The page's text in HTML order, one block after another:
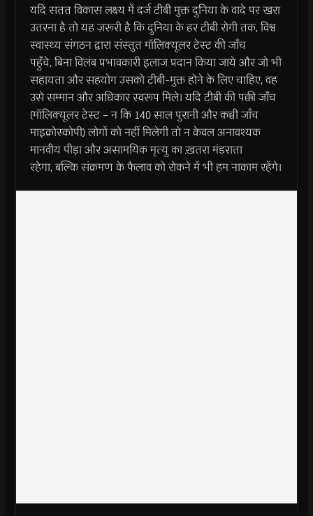
यदि सतत विकास लक्ष्य में दर्ज टीबी मुक्त दुनिया के वादे पर खरा
उतरना है तो यह ज़रूरी है कि दुनिया के हर टीबी रोगी तक, विश्व
स्वास्थ्य संगठन द्वारा संस्तुत मॉलिक्यूलर टेस्ट की जाँच
पहुँचे, बिना विलंब प्रभावकारी इलाज प्रदान किया जाये और जो भी
सहायता और सहयोग उसको टीबी-मुक्त होने के लिए चाहिए, वह
उसे सम्मान और अधिकार स्वरूप मिले। यदि टीबी की पक्की जाँच
(मॉलिक्यूलर टेस्ट – न कि 140 साल पुरानी और कच्ची जाँच
माइक्रोस्कोपी) लोगों को नहीं मिलेगी तो न केवल अनावश्यक
मानवीय पीड़ा और असामयिक मृत्यु का ख़तरा मंडराता
रहेगा, बल्कि संक्रमण के फैलाव को रोकने में भी हम नाकाम रहेंगे।